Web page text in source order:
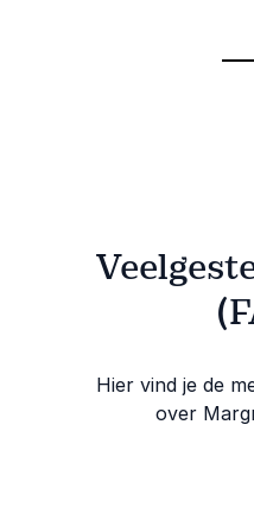
Hier vind je de
over